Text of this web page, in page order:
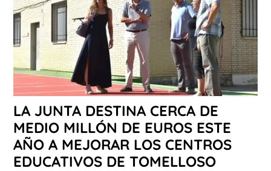
LA JUNTA DESTINA CERCA DE
MEDIO MILLÓN DE EUROS ESTE
AÑO A MEJORAR LOS CENTROS
EDUCATIVOS DE TOMELLOSO